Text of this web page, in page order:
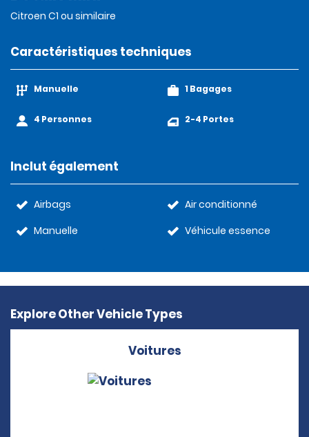
Citroen C1 ou similaire
Caractéristiques techniques
Manuelle
4 Personnes
1 Bagages
2-4 Portes
Inclut également
Airbags
Manuelle
Air conditionné
Véhicule essence
Explore Other Vehicle Types
Voitures